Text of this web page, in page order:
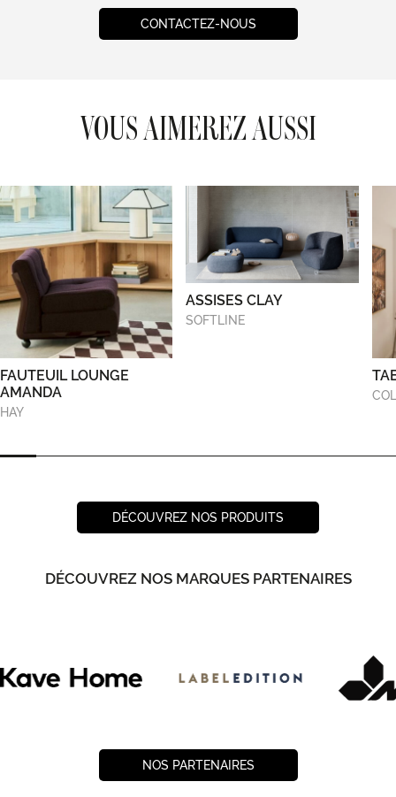
CONTACTEZ-NOUS
VOUS AIMEREZ AUSSI
FAUTEUIL LOUNGE
AMANDA
HAY
ASSISES CLAY
SOFTLINE
DÉCOUVREZ NOS PRODUITS
DÉCOUVREZ NOS MARQUES PARTENAIRES
NOS PARTENAIRES